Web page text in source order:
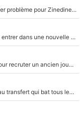
Michael Olise : Pierre Ménès annonce un premier problème pour Zinedine Zidane en équipe de France
F1 - Alpine signe un accord «impensable» et va entrer dans une nouvelle dimension : Grande nouvelle pour Pierre Gasly !
«C’est un très bon choix» : L'OM fait une offre pour recruter un ancien joueur du PSG... et c'est validé dans l'After Foot !
140M€ pour Yan Diomandé : Le PSG a dit non au transfert qui bat tous les records sur le mercato